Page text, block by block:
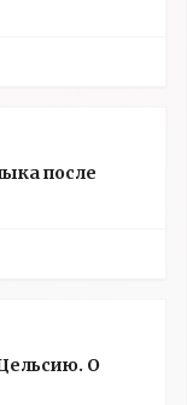
после
О